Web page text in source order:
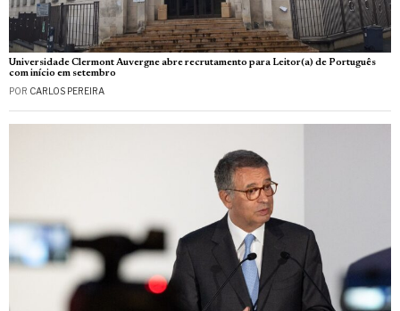
Universidade Clermont Auvergne abre recrutamento para Leitor(a) de Português
com início em setembro
POR CARLOS PEREIRA